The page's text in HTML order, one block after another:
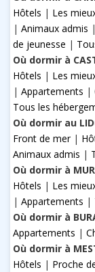
Hôtels | Les
| Animaux admis |
de jeunesse |
Où dormir à
Hôtels | Les
| Appartements |
Tous les
Où dormir au
Front de mer|
Animaux admis |
Où dormir à
Hôtels | Les
| Appartements |
Où dormir à
Appartements |
Où dormir à
Hôtels | Proche